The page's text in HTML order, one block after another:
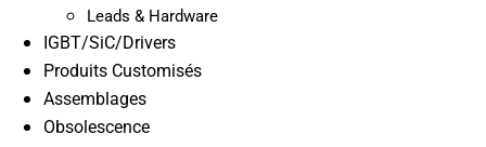
Leads & Hardware
IGBT/SiC/Drivers
Produits Customisés
Assemblages
Obsolescence